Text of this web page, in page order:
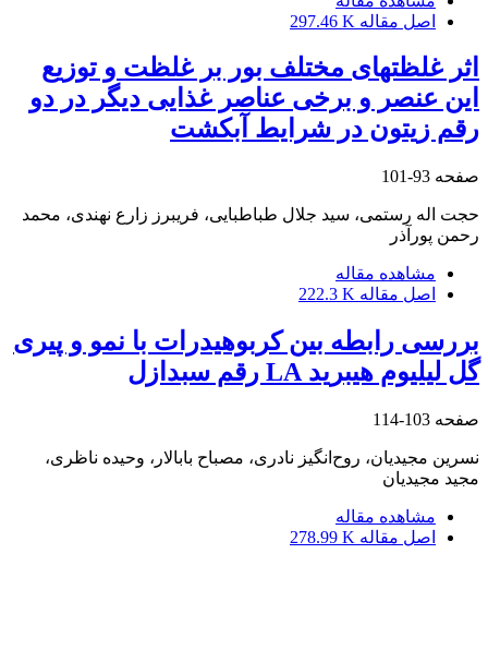
اصل مقاله 297.46 K
اثر غلظت‏های مختلف بور بر غلظت و توزیع
این عنصر و برخی عناصر غذایی دیگر در دو
رقم زیتون در شرایط آبکشت
صفحه 93-101
حجت اله رستمی، سید جلال طباطبایی، فریبرز زارع نهندی، محمد
رحمن پورآذر
مشاهده مقاله
اصل مقاله 222.3 K
بررسی رابطه بین کربوهیدرات با نمو و پیری
گل لیلیوم هیبرید LA رقم سبدازل
صفحه 103-114
نسرین مجیدیان، روح‌انگیز نادری، مصباح بابالار، وحیده ناظری،
مجید مجیدیان
مشاهده مقاله
اصل مقاله 278.99 K